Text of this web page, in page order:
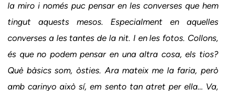
la miro i només puc pensar en les converses que hem
tingut aquests mesos. Especialment en aquelles
converses a les tantes de la nit. I en les fotos. Collons,
és que no podem pensar en una altra cosa, els tios?
Què bàsics som, òsties. Ara mateix me la faria, però
amb carinyo això sí, em sento tan atret per ella… Va,